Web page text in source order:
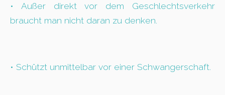
• Außer direkt vor dem Geschlechtsverkehr
braucht man nicht daran zu denken.
• Schützt unmittelbar vor einer Schwangerschaft.